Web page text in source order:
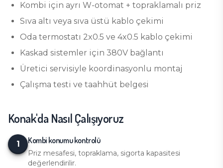
Kombi için ayrı W-otomat + topraklamalı priz
Sıva altı veya sıva üstü kablo çekimi
Oda termostatı 2x0.5 ve 4x0.5 kablo çekimi
Kaskad sistemler için 380V bağlantı
Üretici servisiyle koordinasyonlu montaj
Çalışma testi ve taahhüt belgesi
Konak'da Nasıl Çalışıyoruz
1 Kombi konumu kontrolü
Priz mesafesi, topraklama, sigorta kapasitesi
değerlendirilir.